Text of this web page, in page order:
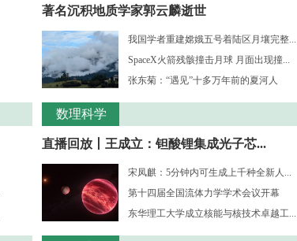
著名沉积地质学家郭云麟逝世
我国学者重建嫦娥五号着陆区月壤完整...
SpaceX火箭残骸撞击月球 月面出现撞...
张东菊：“遇见”十多万年前的夏河人
数理科学
直播回放丨王成立：钽酸锂集成光子芯...
宋凤麒：5分钟内可生成上千种全新人...
第十四届全国流体力学学术会议开幕
东华理工大学成立核能与核技术卓越工...